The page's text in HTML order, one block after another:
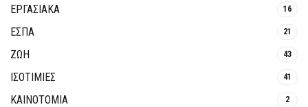
ΕΡΓΑΣΙΑΚΑ 16
ΕΣΠΑ 21
ΖΩΗ 43
ΙΣΟΤΙΜΙΕΣ 41
ΚΑΙΝΟΤΟΜΊΑ 2